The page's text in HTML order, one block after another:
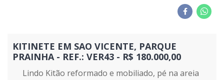
KITINETE EM SAO VICENTE, PARQUE
PRAINHA - REF.: VER43 - R$ 180.000,00
Lindo Kitão reformado e mobiliado, pé na areia